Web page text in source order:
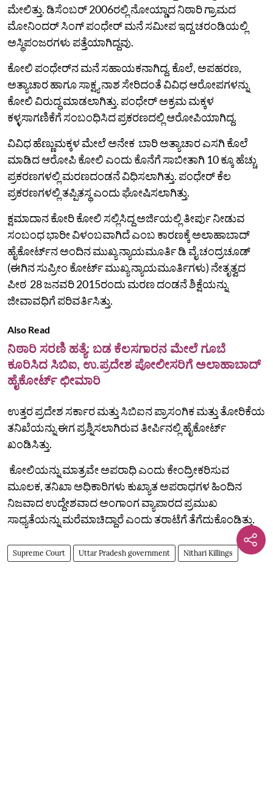
ಮೇಲಿತ್ತು. ಡಿಸೆಂಬರ್ 2006ರಲ್ಲಿ ನೋಯ್ಡಾದ ನಿಠಾರಿ ಗ್ರಾಮದ
ಮೋನಿಂದರ್‌ ಸಿಂಗ್‌ ಪಂಧೇರ್‌ ಮನೆ ಸಮೀಪ ಇದ್ದ ಚರಂಡಿಯಲ್ಲಿ
ಅಸ್ಥಿಪಂಜರಗಳು ಪತ್ತೆಯಾಗಿದ್ದವು.
ಕೋಲಿ ಪಂಧೇರ್‌ನ ಮನೆ ಸಹಾಯಕನಾಗಿದ್ದ. ಕೊಲೆ, ಅಪಹರಣ,
ಅತ್ಯಾಚಾರ ಹಾಗೂ ಸಾಕ್ಷ್ಯ ನಾಶ ಸೇರಿದಂತೆ ವಿವಿಧ ಆರೋಪಗಳನ್ನು
ಕೋಲಿ ವಿರುದ್ಧ ಮಾಡಲಾಗಿತ್ತು. ಪಂಧೇರ್‌ ಅಕ್ರಮ ಮಕ್ಕಳ
ಕಳ್ಳಸಾಗಣಿಕೆಗೆ ಸಂಬಂಧಿಸಿದ ಪ್ರಕರಣದಲ್ಲಿ ಆರೋಪಿಯಾಗಿದ್ದ.
ವಿವಿಧ ಹೆಣ್ಣುಮಕ್ಕಳ ಮೇಲೆ ಅನೇಕ ಬಾರಿ ಅತ್ಯಾಚಾರ ಎಸಗಿ ಕೊಲೆ
ಮಾಡಿದ ಆರೋಪಿ ಕೋಲಿ ಎಂದು ಕೊನೆಗೆ ಸಾಬೀತಾಗಿ 10 ಕ್ಕೂ ಹೆಚ್ಚು
ಪ್ರಕರಣಗಳಲ್ಲಿ ಮರಣದಂಡನೆ ವಿಧಿಸಲಾಗಿತ್ತು. ಪಂಧೇರ್‌ ಕೆಲ
ಪ್ರಕರಣಗಳಲ್ಲಿ ತಪ್ಪಿತಸ್ಥ ಎಂದು ಘೋಷಿಸಲಾಗಿತ್ತು.
ಕ್ಷಮಾದಾನ ಕೋರಿ ಕೋಲಿ ಸಲ್ಲಿಸಿದ್ದ ಅರ್ಜಿಯಲ್ಲಿ ತೀರ್ಪು ನೀಡುವ
ಸಂಬಂಧ ಭಾರೀ ವಿಳಂಬವಾಗಿದೆ ಎಂಬ ಕಾರಣಕ್ಕೆ ಅಲಾಹಾಬಾದ್‌
ಹೈಕೋರ್ಟ್‌ನ ಅಂದಿನ ಮುಖ್ಯ ನ್ಯಾಯಮೂರ್ತಿ ಡಿ ವೈ ಚಂದ್ರಚೂಡ್‌
(ಈಗಿನ ಸುಪ್ರೀಂ ಕೋರ್ಟ್‌ ಮುಖ್ಯ ನ್ಯಾಯಮೂರ್ತಿಗಳು) ನೇತೃತ್ವದ
ಪೀಠ 28 ಜನವರಿ 2015ರಂದು ಮರಣ ದಂಡನೆ ಶಿಕ್ಷೆಯನ್ನು
ಜೀವಾವಧಿಗೆ ಪರಿವರ್ತಿಸಿತ್ತು.
Also Read
ನಿಠಾರಿ ಸರಣಿ ಹತ್ಯೆ: ಬಡ ಕೆಲಸಗಾರನ ಮೇಲೆ ಗೂಬೆ
ಕೂರಿಸಿದ ಸಿಬಿಐ, ಉ.ಪ್ರದೇಶ ಪೋಲೀಸರಿಗೆ ಅಲಾಹಾಬಾದ್
ಹೈಕೋರ್ಟ್ ಛೀಮಾರಿ
ಉತ್ತರ ಪ್ರದೇಶ ಸರ್ಕಾರ ಮತ್ತು ಸಿಬಿಐನ ಪ್ರಾಸಂಗಿಕ ಮತ್ತು ತೋರಿಕೆಯ
ತನಿಖೆಯನ್ನು ಈಗ ಪ್ರಶ್ನಿಸಲಾಗಿರುವ ತೀರ್ಪಿನಲ್ಲಿ ಹೈಕೋರ್ಟ್
ಖಂಡಿಸಿತ್ತು.
ಕೋಲಿಯನ್ನು ಮಾತ್ರವೇ ಅಪರಾಧಿ ಎಂದು ಕೇಂದ್ರೀಕರಿಸುವ
ಮೂಲಕ, ತನಿಖಾ ಅಧಿಕಾರಿಗಳು ಕುಖ್ಯಾತ ಅಪರಾಧಗಳ ಹಿಂದಿನ
ನಿಜವಾದ ಉದ್ದೇಶವಾದ ಅಂಗಾಂಗ ವ್ಯಾಪಾರದ ಪ್ರಮುಖ
ಸಾಧ್ಯತೆಯನ್ನು ಮರೆಮಾಚಿದ್ದಾರೆ ಎಂದು ತರಾಟೆಗೆ ತೆಗೆದುಕೊಂಡಿತ್ತು.
Supreme Court Uttar Pradesh government Nithari Killings